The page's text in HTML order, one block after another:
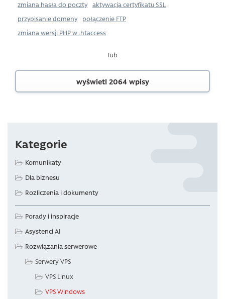
zmiana hasła do poczty
aktywacja certyfikatu SSL
przypisanie domeny
połączenie FTP
zmiana wersji PHP w .htaccess
lub
wyświetl 2064 wpisy
Kategorie
Komunikaty
Dla biznesu
Rozliczenia i dokumenty
Porady i inspiracje
Asystenci AI
Rozwiązania serwerowe
Serwery VPS
VPS Linux
VPS Windows